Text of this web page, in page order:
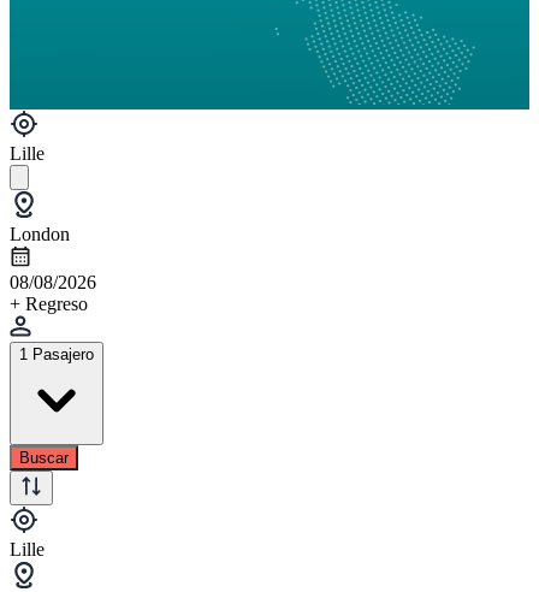
Lille
London
08/08/2026
+ Regreso
1 Pasajero
Buscar
Lille